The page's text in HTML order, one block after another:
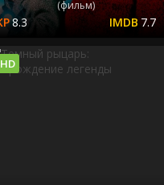
(фильм)
8.3 7.7
HD